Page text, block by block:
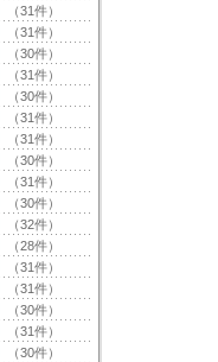
（31件）
（31件）
（30件）
（31件）
（30件）
（31件）
（31件）
（30件）
（31件）
（30件）
（32件）
（28件）
（31件）
（31件）
（30件）
（31件）
（30件）